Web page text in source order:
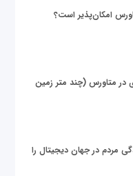
امکان‌پذیر است؟
دلاری در متاورس (چند متر زمین
مردم در جهان دیجیتال را